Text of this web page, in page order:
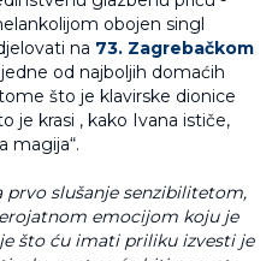
obojen singl
na 73. Zagrebačkom
od najboljih domaćih
što je klavirske dionice
je krasi , kako Ivana ističe,
magija“.
prvo slušanje senzibilitetom,
emocijom koju je
što ću imati priliku izvesti je